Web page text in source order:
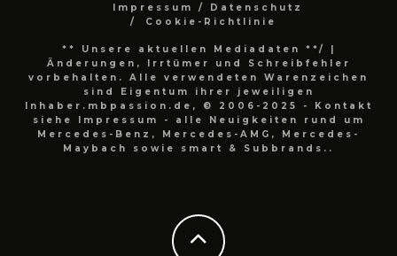
Impressum / Datenschutz
Cookie-Richtlinie
** Unsere aktuellen Mediadaten **/
|
Änderungen, Irrtümer und Schreibfehler
vorbehalten. Alle verwendeten Warenzeichen
sind Eigentum ihrer jeweiligen
Inhaber.mbpassion.de, © 2006-2025 - Kontakt
siehe Impressum - alle Neuigkeiten rund um
Mercedes-Benz, Mercedes-AMG, Mercedes-
Maybach sowie smart & Subbrands..